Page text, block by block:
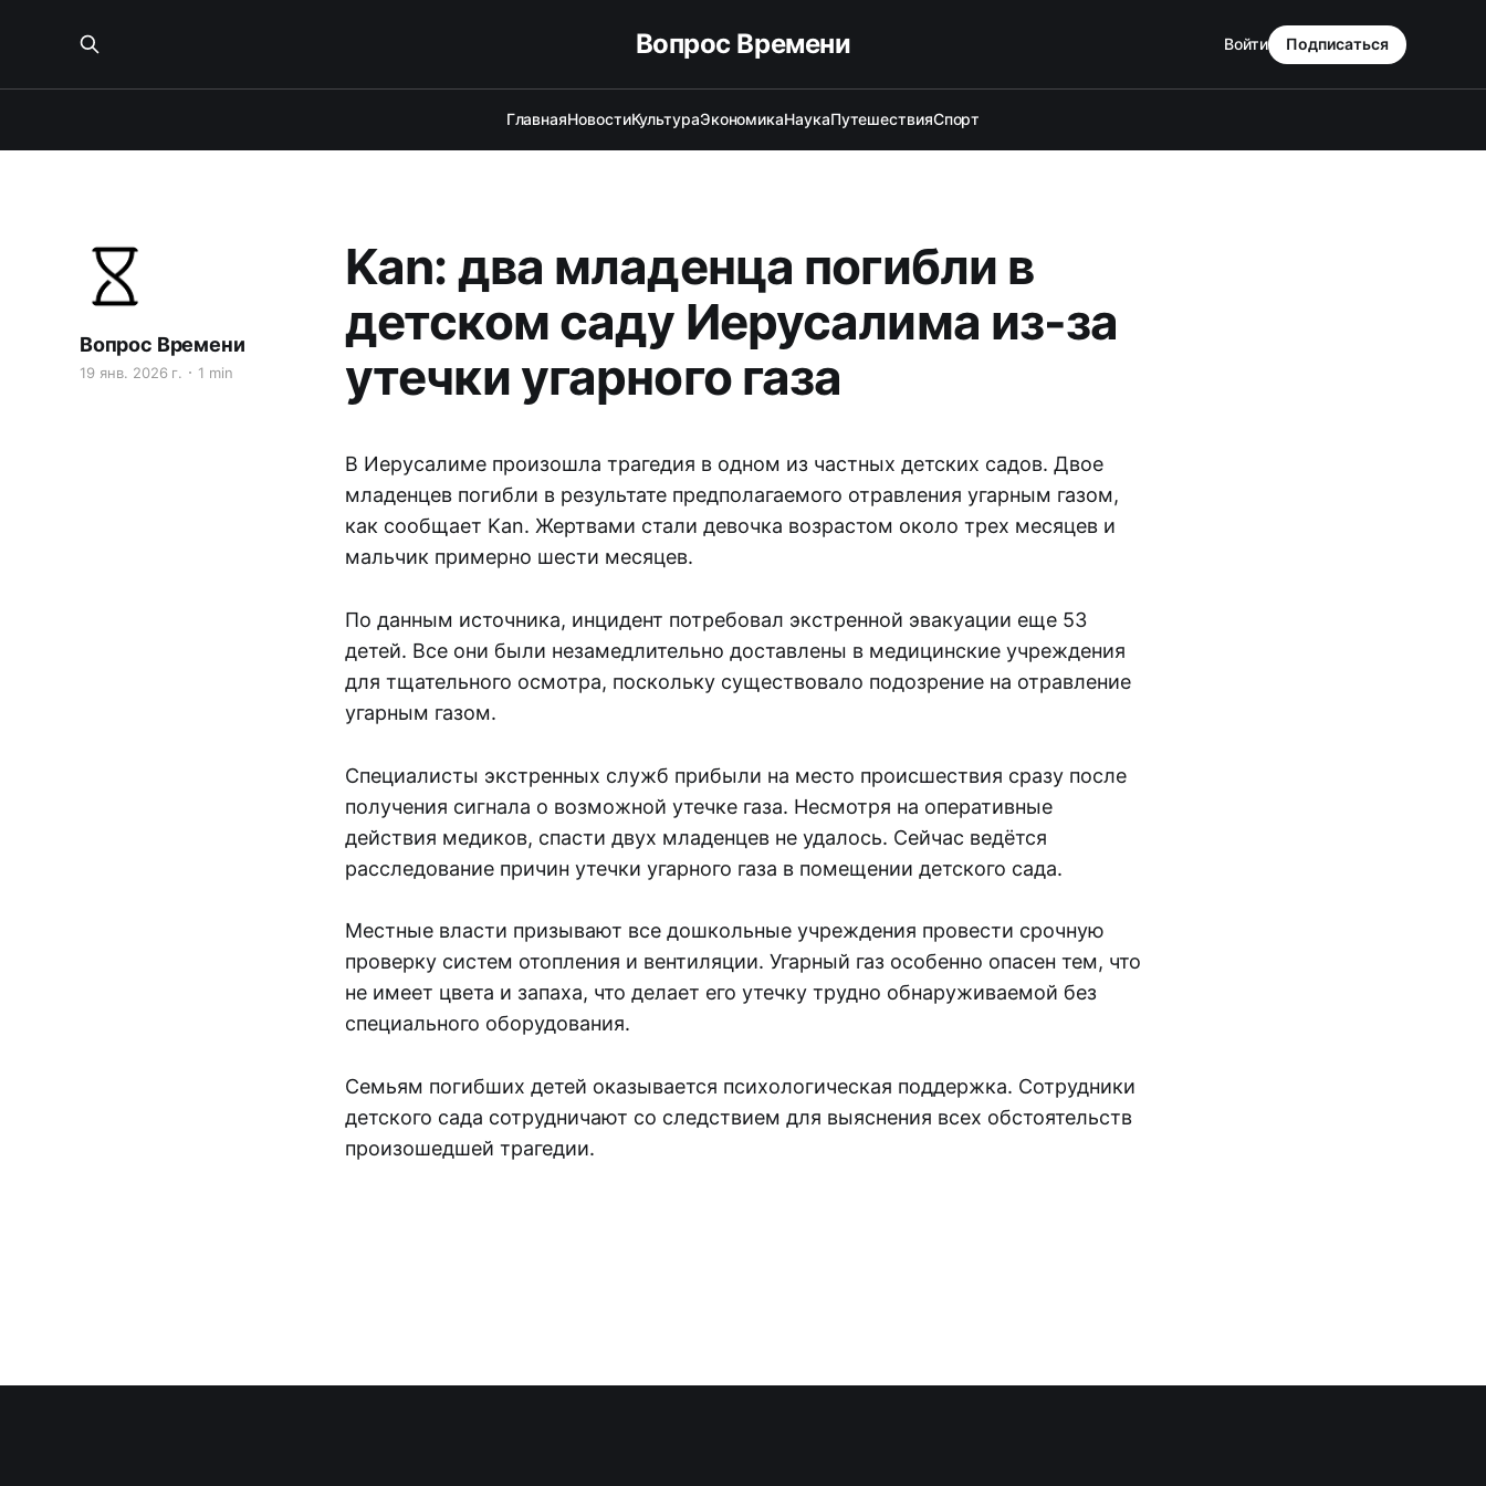
Вопрос Времени
ГлавнаяНовостиКультураЭкономикаНаукаПутешествияСпорт
Войти Подписаться
Kan: два младенца погибли в
детском саду Иерусалима из-за
утечки угарного газа
Вопрос Времени
19 янв. 2026 г. 1 min
В Иерусалиме произошла трагедия в одном из частных детских садов. Двое
младенцев погибли в результате предполагаемого отравления угарным газом,
как сообщает Kan. Жертвами стали девочка возрастом около трех месяцев и
мальчик примерно шести месяцев.
По данным источника, инцидент потребовал экстренной эвакуации еще 53
детей. Все они были незамедлительно доставлены в медицинские учреждения
для тщательного осмотра, поскольку существовало подозрение на отравление
угарным газом.
Специалисты экстренных служб прибыли на место происшествия сразу после
получения сигнала о возможной утечке газа. Несмотря на оперативные
действия медиков, спасти двух младенцев не удалось. Сейчас ведётся
расследование причин утечки угарного газа в помещении детского сада.
Местные власти призывают все дошкольные учреждения провести срочную
проверку систем отопления и вентиляции. Угарный газ особенно опасен тем, что
не имеет цвета и запаха, что делает его утечку трудно обнаруживаемой без
специального оборудования.
Семьям погибших детей оказывается психологическая поддержка. Сотрудники
детского сада сотрудничают со следствием для выяснения всех обстоятельств
произошедшей трагедии.